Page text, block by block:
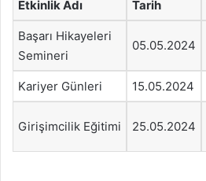
Etkinlik Adı Tarih
Başarı Hikayeleri
Semineri
05.05.2024
Kariyer Günleri 15.05.2024
Girişimcilik Eğitimi 25.05.2024